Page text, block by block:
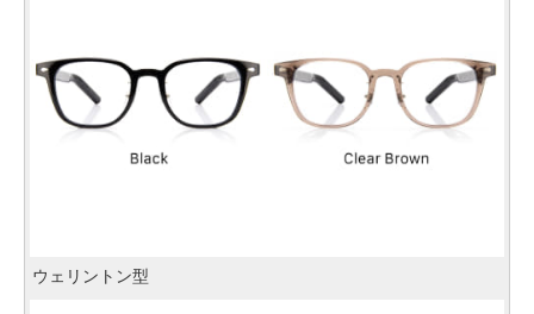
ウェリントン型